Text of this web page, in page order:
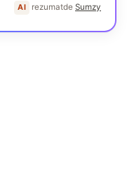
AI Generat de AI
rezumatde Sumzy